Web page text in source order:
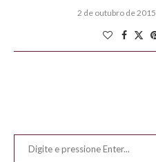
2 de outubro de 2015